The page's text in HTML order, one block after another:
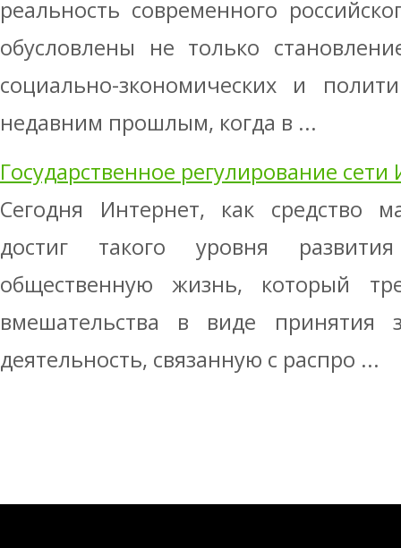
реальность современного
обусловлены не только
социально-зкономических и
недавним прошлым, когда в ...
Государственное регулирование сети
Сегодня Интернет, как средство
достиг такого уровня
общественную жизнь, который
вмешательства в виде принятия
деятельность, связанную с распро ...